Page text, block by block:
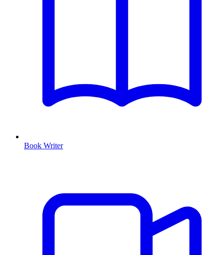
Book Writer